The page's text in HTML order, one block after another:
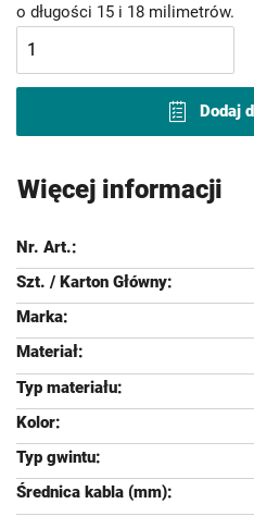
o długości 15 i 18 milimetrów.
Dodaj
Więcej informacji